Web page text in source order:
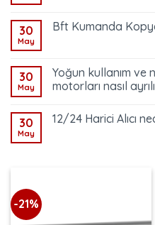
30
May
Bft Kumanda
30
May
Yoğun kullanım ve
motorları nasıl
30
May
12/24 Harici Alıcı
-21%